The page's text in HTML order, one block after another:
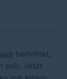
berichtet,
soll. Jetzt